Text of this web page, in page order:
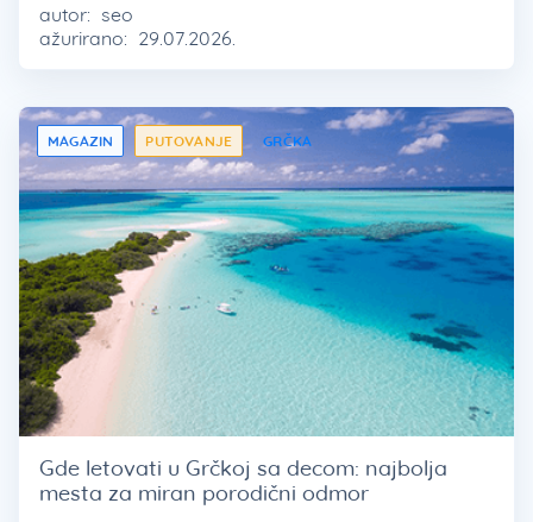
autor: seo
ažurirano: 29.07.2026.
MAGAZIN PUTOVANJE GRČKA
Gde letovati u Grčkoj sa decom: najbolja
mesta za miran porodični odmor